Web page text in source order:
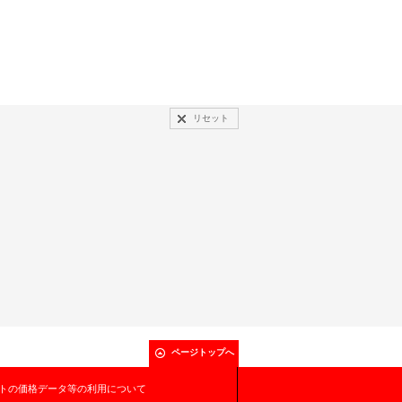
リセット
ページトップへ
の価格データ等の利用について